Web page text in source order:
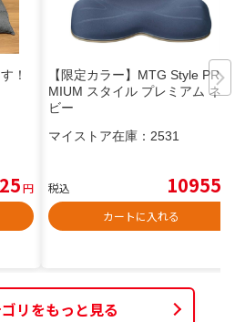
！
円
【限定カラー】MTG Style PRE
MIUM スタイル プレミアム ネイ
ビー
マイストア在庫： 2531
税込 10955
カートに入れる
リをもっと見る